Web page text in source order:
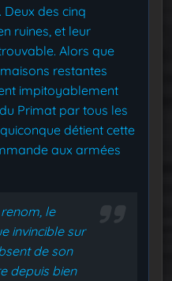
des cinq
ruines, et leur
Alors que
restantes
impitoyablement
Primat par tous les
détient cette
aux armées
le
invincible sur
de son
depuis bien